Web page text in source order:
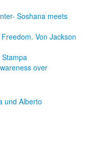
Ausstellungen
Soshana meets
Von Jackson
over
und Alberto